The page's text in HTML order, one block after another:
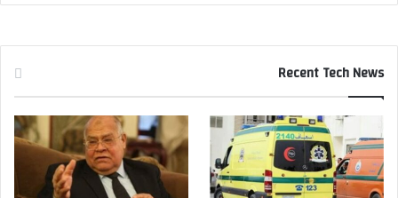
Recent Tech News